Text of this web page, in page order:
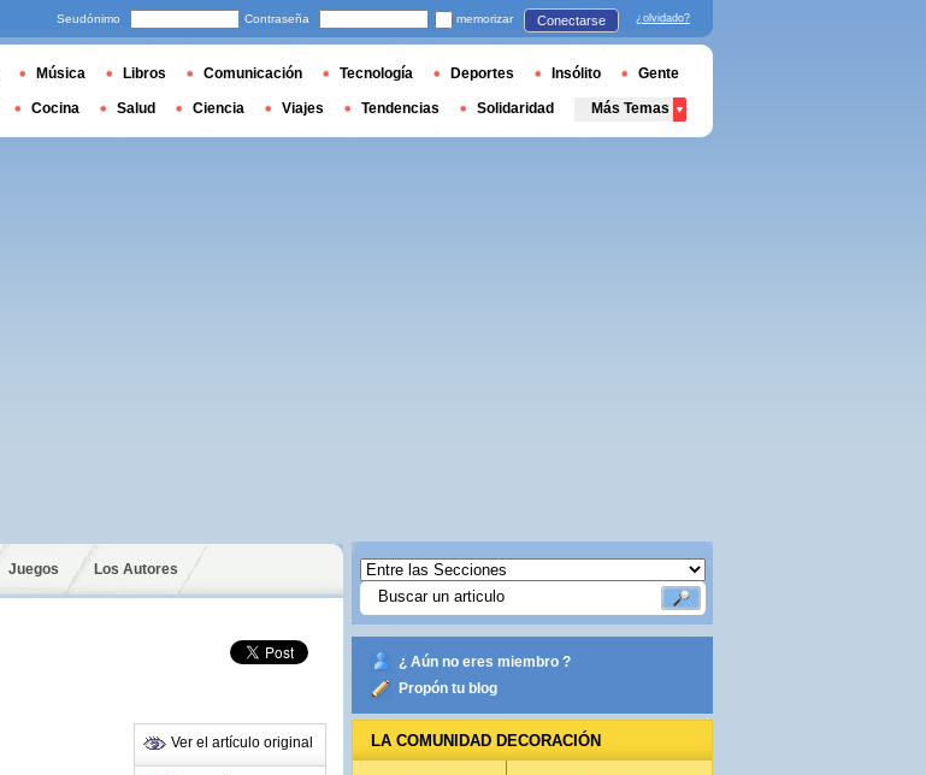
Juegos Los Autores
Ver el artículo original
¿ Aún no eres miembro ?
Propón tu blog
LA COMUNIDAD DECORACIÓN
Seudónimo Contraseña memorizar Conectarse ¿olvidado?
Música Libros Comunicación Tecnología Deportes Insólito Gente
Cocina Salud Ciencia Viajes Tendencias Solidaridad Más Temas